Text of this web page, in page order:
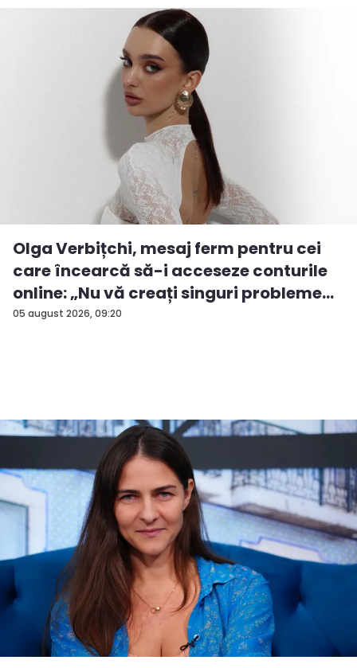
05 august 2026, 09:20
Olga Verbițchi, mesaj ferm pentru cei
care încearcă să-i acceseze conturile
online: „Nu vă creați singuri probleme...